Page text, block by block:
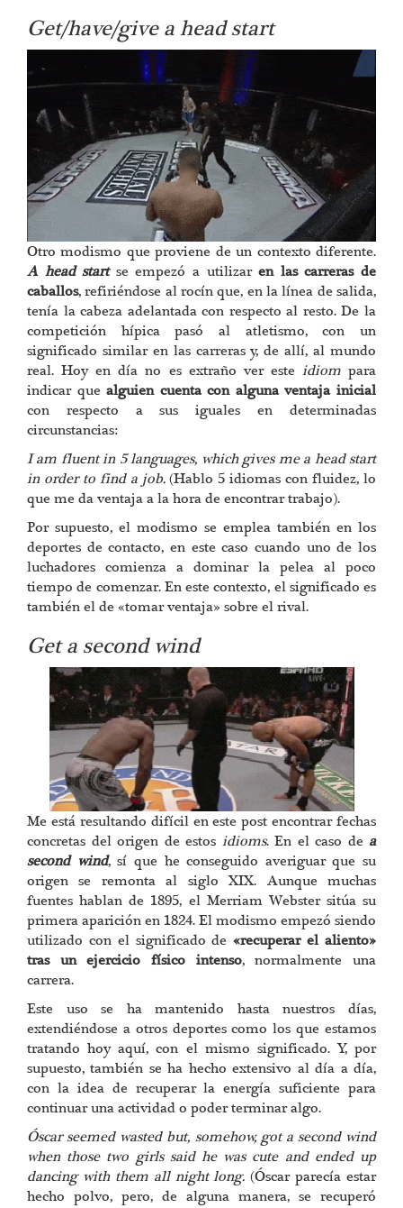
Get/have/give a head start
Otro modismo que proviene de un contexto diferente.
A head start se empezó a utilizaren las carreras de
caballos, refiriéndose al rocín que, en la línea de salida,
tenía la cabeza adelantada con respecto al resto. De la
competición hípica pasó al atletismo, con un
significado similar en las carreras y, de allí, al mundo
real. Hoy en día no es extraño ver este idiompara
indicar quealguien cuenta con alguna ventaja inicial
con respecto a sus iguales en determinadas
circunstancias:
I am fluent in 5 languages, which gives me a head start
in order to find a job.(Hablo 5 idiomas con fluidez, lo
que me da ventaja a la hora de encontrar trabajo).
Por supuesto, el modismo se emplea también en los
deportes de contacto, en este caso cuando uno de los
luchadores comienza a dominar la pelea al poco
tiempo de comenzar. En este contexto, el significado es
también el de «tomar ventaja» sobre el rival.
Get a second wind
Me está resultando difícil en este post encontrar fechas
concretas del origen de estos idioms. En el caso de a
second wind, sí que he conseguido averiguar que su
origen se remonta al siglo XIX. Aunque muchas
fuentes hablan de 1895, el Merriam Webster sitúa su
primera aparición en 1824. El modismo empezó siendo
utilizado con el significado de«recuperar el aliento»
tras un ejercicio físico intenso, normalmente una
carrera.
Este uso se ha mantenido hasta nuestros días,
extendiéndose a otros deportes como los que estamos
tratando hoy aquí, con el mismo significado. Y, por
supuesto, también se ha hecho extensivo al día a día,
con la idea de recuperar la energía suficiente para
continuar una actividad o poder terminar algo.
Óscar seemed wasted but, somehow, got a second wind
when those two girls said he was cute and ended up
dancing with them all night long. (Óscar parecía estar
hecho polvo, pero, de alguna manera, se recuperó